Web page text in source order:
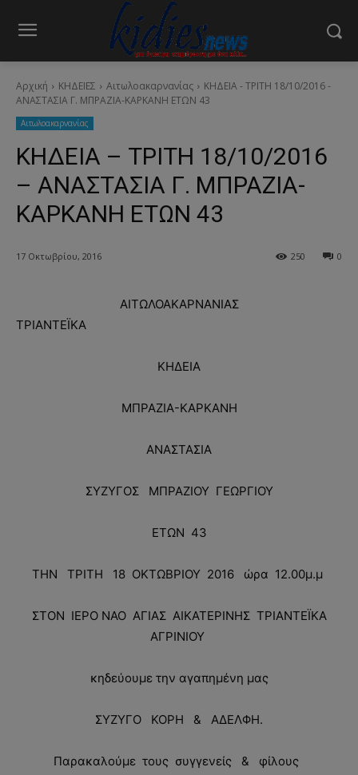
Αρχική ΚΗΔΕΙΕΣ Aιτωλοακαρνανίας
ΚΗΔΕΙΑ - ΤΡΙΤΗ 18/10/2016 -
ΑΝΑΣΤΑΣΙΑ Γ. ΜΠΡΑΖΙΑ-ΚΑΡΚΑΝΗ ΕΤΩΝ 43
Aιτωλοακαρνανίας
ΚΗΔΕΙΑ – ΤΡΙΤΗ 18/10/2016
– ΑΝΑΣΤΑΣΙΑ Γ. ΜΠΡΑΖΙΑ-
ΚΑΡΚΑΝΗ ΕΤΩΝ 43
17 Οκτωβρίου, 2016 0
250
ΑΙΤΩΛΟΑΚΑΡΝΑΝΙΑΣ
ΤΡΙΑΝΤΕΪΚΑ
ΚΗΔΕΙΑ
ΜΠΡΑΖΙΑ-ΚΑΡΚΑΝΗ
ΑΝΑΣΤΑΣΙΑ
ΣΥΖΥΓΟΣ ΜΠΡΑΖΙΟΥ ΓΕΩΡΓΙΟΥ
ΕΤΩΝ 43
ΤΗΝ ΤΡΙΤΗ 18 ΟΚΤΩΒΡΙΟΥ 2016 ώρα 12.00μ.μ
ΣΤΟΝ ΙΕΡΟ ΝΑΟ ΑΓΙΑΣ ΑΙΚΑΤΕΡΙΝΗΣ ΤΡΙΑΝΤΕΪΚΑ
ΑΓΡΙΝΙΟΥ
κηδεύουμε την αγαπημένη μας
ΣΥΖΥΓΟ ΚΟΡΗ & ΑΔΕΛΦΗ.
Παρακαλούμε τους συγγενείς & φίλους